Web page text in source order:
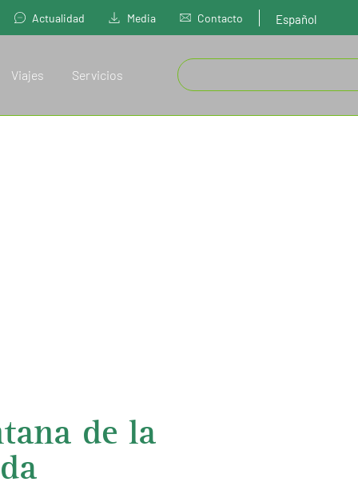
Actualidad Media Contacto Español
Viajes Servicios
de la